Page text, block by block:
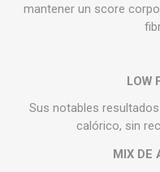
mantener un score
LOW
Sus notables
calórico, sin
MIX DE